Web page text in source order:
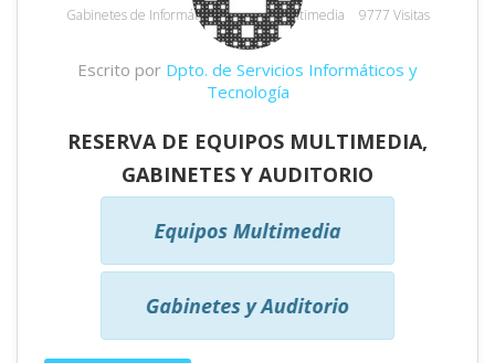
Gabinetes de Informática y Equipos Multimedia
9777 Visitas
Escrito por Dpto. de Servicios Informáticos y
Tecnología
RESERVA DE EQUIPOS MULTIMEDIA,
GABINETES Y AUDITORIO